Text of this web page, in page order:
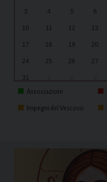
3 4 5 6
10 11 12 13
17 18 19 20
24 25 26 27
31
Associazioni
Impegni del Vescovo